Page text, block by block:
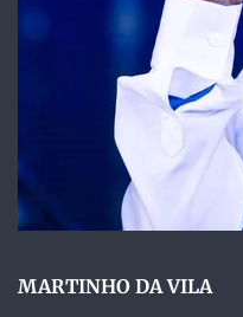
MARTINHO DA VILA